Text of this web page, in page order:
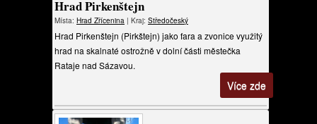
Hrad Pirkenštejn
Místa: Hrad Zřícenina | Kraj: Středočeský
Hrad Pirkenštejn (Pirkštejn) jako fara a zvonice využitý
hrad na skalnaté ostrožně v dolní části městečka
Rataje nad Sázavou.
Více zde